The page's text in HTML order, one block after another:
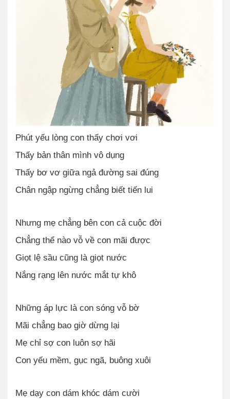
Phút yếu lòng con thấy chơi vơi
Thấy bản thân mình vô dụng
Thấy bơ vơ giữa ngả đường sai đúng
Chân ngập ngừng chẳng biết tiến lui
Nhưng mẹ chẳng bên con cả cuộc đời
Chẳng thể nào vỗ về con mãi được
Giọt lệ sầu cũng là giọt nước
Nắng rạng lên nước mắt tự khô
Những áp lực là con sóng vỗ bờ
Mãi chẳng bao giờ dừng lại
Mẹ chỉ sợ con luôn sợ hãi
Con yếu mềm, gục ngã, buông xuôi
Mẹ dạy con dám khóc dám cười